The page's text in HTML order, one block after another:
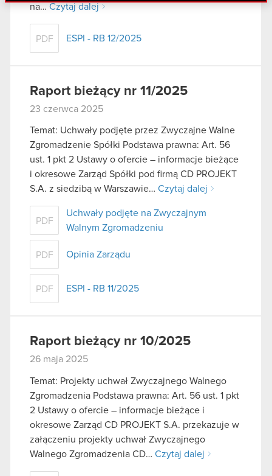
danymi otrzymanymi od Ciebie lub uzyskanymi
korzystanie z naszej witryny, zgadasz się na
na… Czytaj dalej
PDF ESPI - RB 12/2025
Raport bieżący nr 11/2025
23 czerwca 2025
Temat: Uchwały podjęte przez Zwyczajne Walne
Zgromadzenie Spółki Podstawa prawna: Art. 56
ust. 1 pkt 2 Ustawy o ofercie – informacje bieżące
i okresowe Zarząd Spółki pod firmą CD PROJEKT
S.A. z siedzibą w Warszawie… Czytaj dalej
PDF
Uchwały podjęte na Zwyczajnym
Walnym Zgromadzeniu
PDF Opinia Zarządu
PDF ESPI - RB 11/2025
Raport bieżący nr 10/2025
26 maja 2025
Temat: Projekty uchwał Zwyczajnego Walnego
Zgromadzenia Podstawa prawna: Art. 56 ust. 1 pkt
2 Ustawy o ofercie – informacje bieżące i
okresowe Zarząd CD PROJEKT S.A. przekazuje w
załączeniu projekty uchwał Zwyczajnego
Walnego Zgromadzenia CD… Czytaj dalej